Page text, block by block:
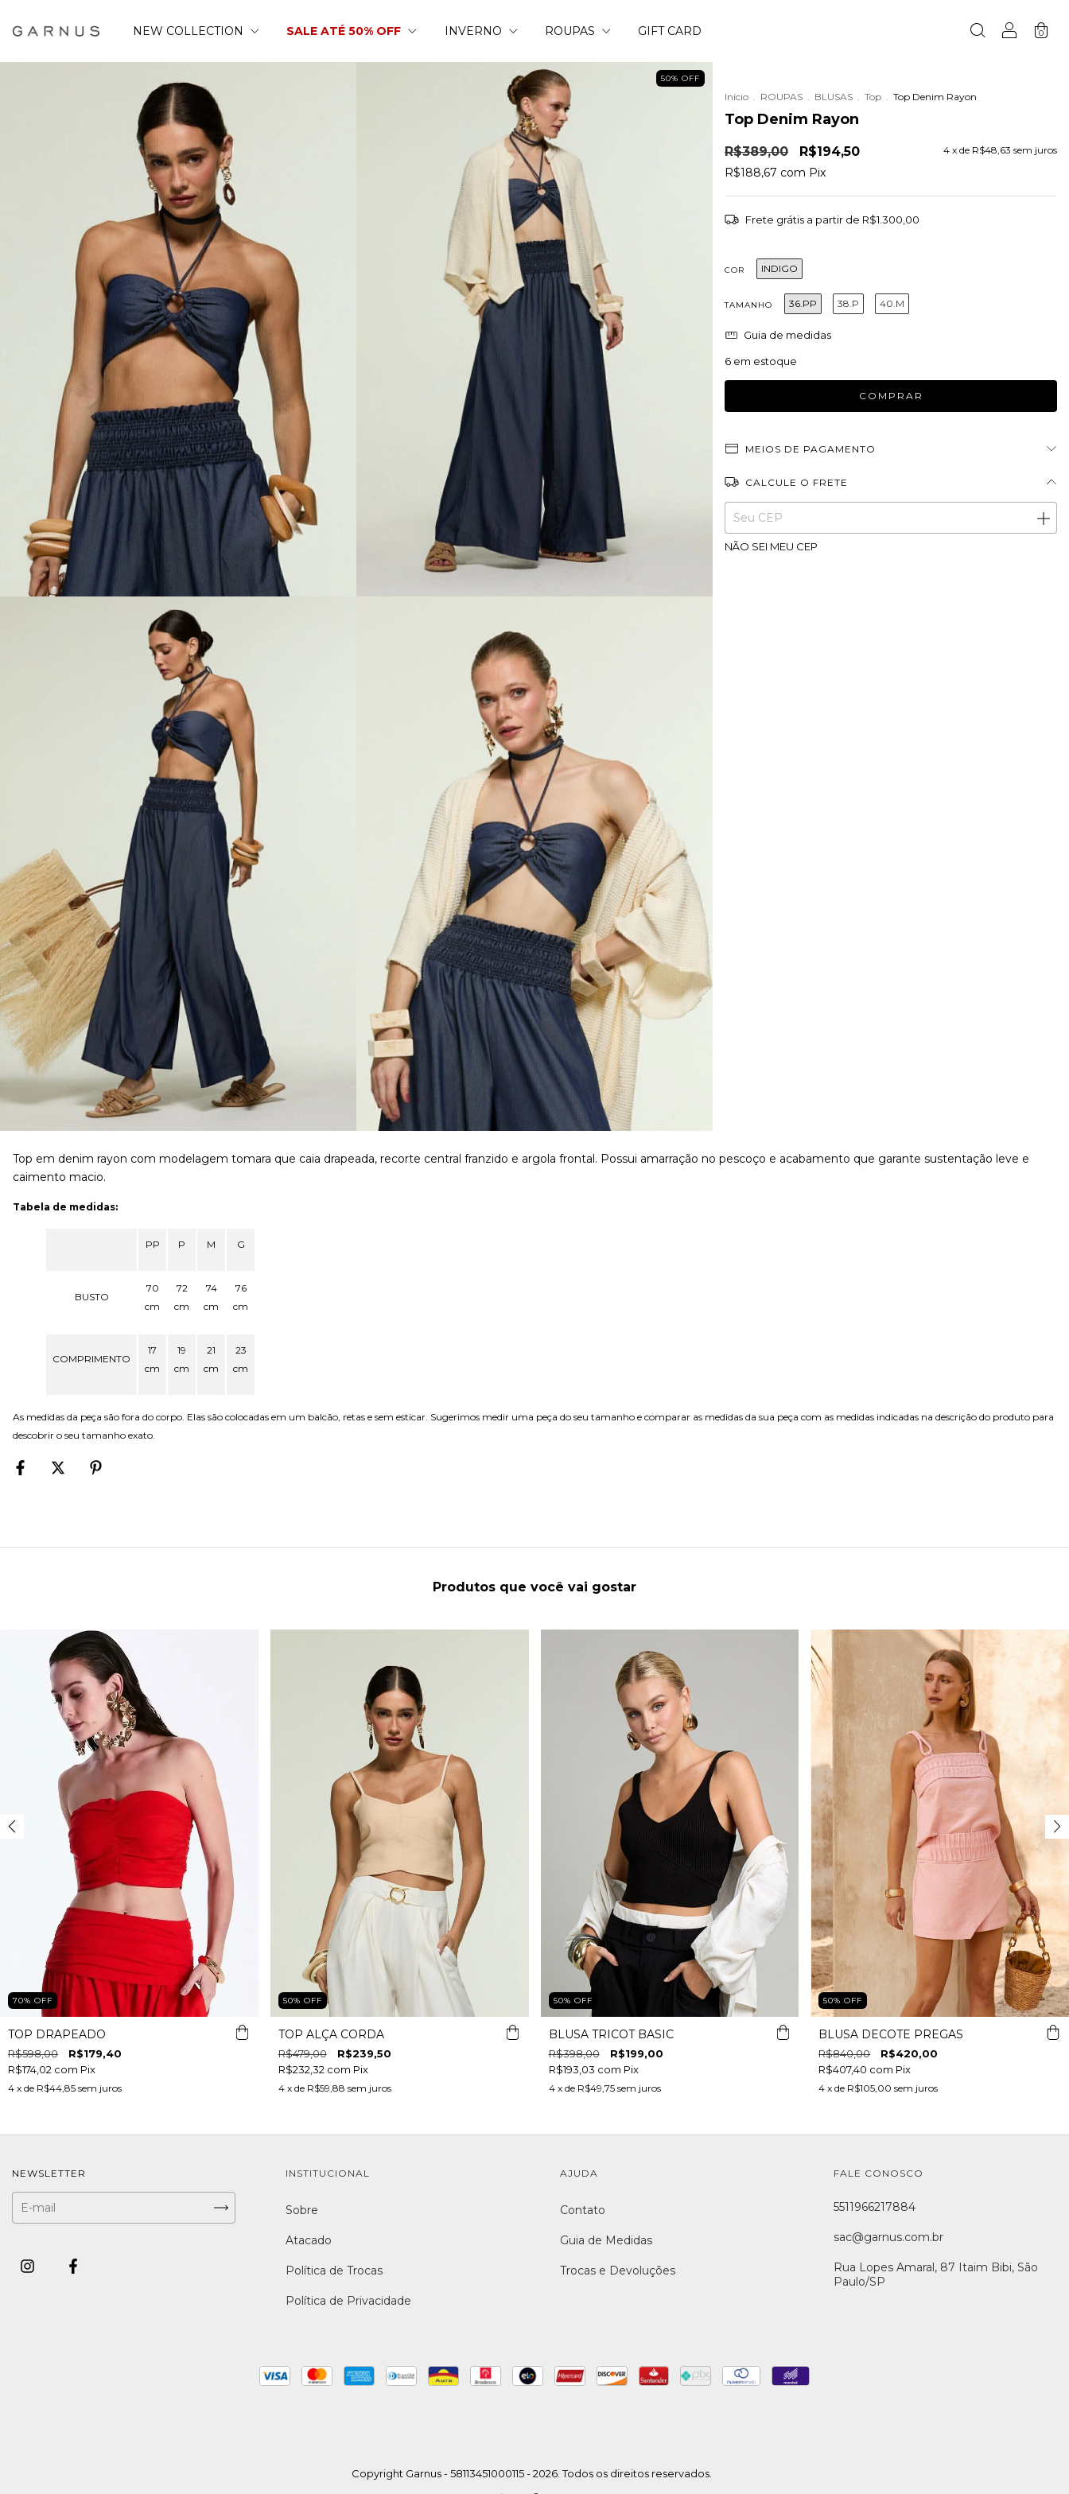
NEW COLLECTION SALE ATÉ 50% OFF INVERNO ROUPAS GIFT CARD 0
50% OFF
Início ROUPAS BLUSAS Top Top Denim Rayon
Top Denim Rayon
R$389,00 R$194,50 4 x de R$48,63 sem juros
R$188,67 com Pix
Frete grátis a partir de R$1.300,00
COR INDIGO
TAMANHO 36.PP 38.P 40.M
Guia de medidas
6 em estoque
MEIOS DE PAGAMENTO
CALCULE O FRETE
Entregas para o CEP: ALTERAR CEP
NÃO SEI MEU CEP
Top em denim rayon com modelagem tomara que caia drapeada, recorte central franzido e argola frontal. Possui amarração no pescoço e acabamento que garante sustentação leve e
caimento macio.
Tabela de medidas:
PP P M G
BUSTO
70
cm
72
cm
74
cm
76
cm
COMPRIMENTO
17
cm
19
cm
21
cm
23
cm
As medidas da peça são fora do corpo. Elas são colocadas em um balcão, retas e sem esticar. Sugerimos medir uma peça do seu tamanho e comparar as medidas da sua peça com as medidas indicadas na descrição do produto para
descobrir o seu tamanho exato.
Produtos que você vai gostar
70% OFF
TOP DRAPEADO
R$598,00
R$179,40
R$174,02 com Pix
4 x de R$44,85 sem juros
50% OFF
TOP ALÇA CORDA
R$479,00
R$239,50
R$232,32 com Pix
4 x de R$59,88 sem juros
50% OFF
BLUSA TRICOT BASIC
R$398,00
R$199,00
R$193,03 com Pix
4 x de R$49,75 sem juros
50%OFF
BLUSA DECOTE PREGAS
R$840,00
R$420,00
R$407,40 com Pix
4 x de R$105,00 sem juros
NEWSLETTER INSTITUCIONAL
Sobre
Atacado
Política de Trocas
Política de Privacidade
AJUDA
Contato
Guia de Medidas
Trocas e Devoluções
FALE CONOSCO
5511966217884
sac@garnus.com.br
Rua Lopes Amaral, 87 Itaim Bibi, São
Paulo/SP
Copyright Garnus - 58113451000115 - 2026. Todos os direitos reservados.